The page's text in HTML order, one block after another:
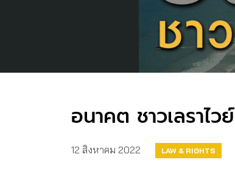
อนาคต ชาวเลราไวย์
12 สิงหาคม 2022 LAW & RIGHTS